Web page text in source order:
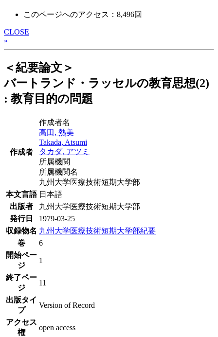
このページへのアクセス：8,496回
CLOSE
»
＜紀要論文＞
バートランド・ラッセルの教育思想(2)
: 教育目的の問題
作成者
作成者名
高田, 熱美
Takada, Atsumi
タカダ, アツミ
所属機関
所属機関名
九州大学医療技術短期大学部
本文言語 日本語
出版者
九州大学医療技術短期大学部
発行日
1979-03-25
収録物名 九州大学医療技術短期大学部紀要
巻
6
開始ペー
ジ
1
終了ペー
ジ
11
出版タイ
プ
Version of Record
アクセス
権
open access